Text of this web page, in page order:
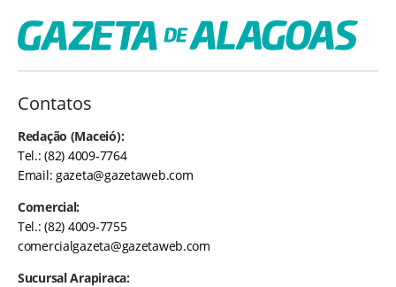
Contatos
Redação (Maceió):
Tel.: (82) 4009-7764
Email:gazeta@gazetaweb.com
Comercial:
Tel.: (82) 4009-7755
comercialgazeta@gazetaweb.com
Sucursal Arapiraca: